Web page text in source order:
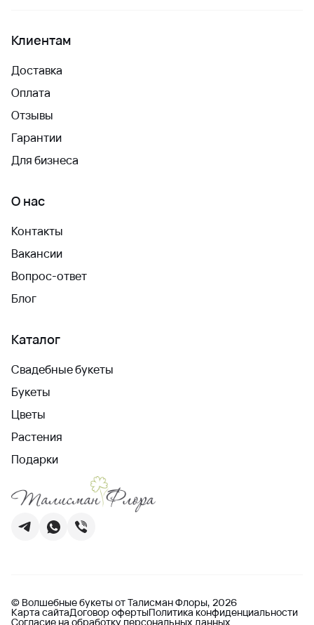
Клиентам
Доставка
Оплата
Отзывы
Гарантии
Для бизнеса
О нас
Контакты
Вакансии
Вопрос-ответ
Блог
Каталог
Свадебные букеты
Букеты
Цветы
Растения
Подарки
© Волшебные букеты от Талисман Флоры, 2026
Карта сайтаДоговор офертыПолитика конфиденциальности
Согласие на обработку персональных данных